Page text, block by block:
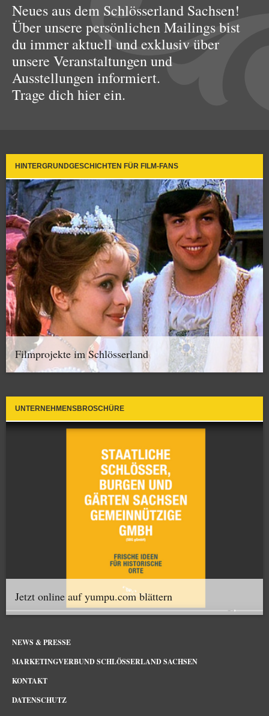
Neues aus dem Schlösserland Sachsen!
Über unsere persönlichen Mailings bist
du immer aktuell und exklusiv über
unsere Veranstaltungen und
Ausstellungen informiert.
Trage dich hier ein.
HINTERGRUNDGESCHICHTEN FÜR FILM-FANS
Filmprojekte im Schlösserland
UNTERNEHMENSBROSCHÜRE
Jetzt online auf yumpu.com blättern
NEWS & PRESSE
MARKETINGVERBUND SCHLÖSSERLAND SACHSEN
KONTAKT
DATENSCHUTZ